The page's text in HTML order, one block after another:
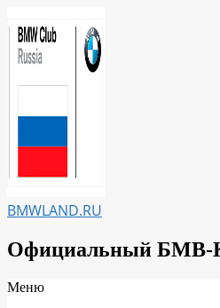
к
содержимому
BMWLAND.RU
Официальный БМВ-
Вторичное
Меню